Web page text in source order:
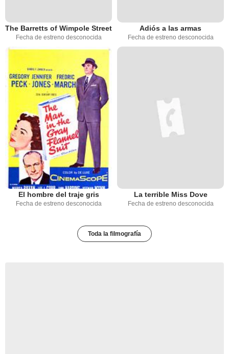
The Barretts of Wimpole Street
Fecha de estreno desconocida
Adiós a las armas
Fecha de estreno desconocida
El hombre del traje gris
Fecha de estreno desconocida
La terrible Miss Dove
Fecha de estreno desconocida
Toda la filmografía